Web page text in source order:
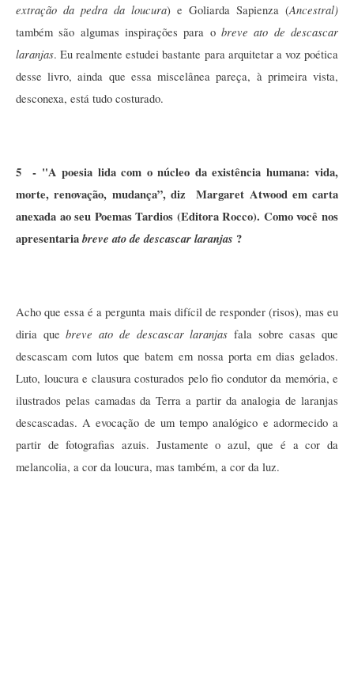
extração da pedra da loucura) e Goliarda Sapienza (
também são algumas inspirações para o breve ato de descascar
laranjas. Eu realmente estudei bastante para arquitetar a voz poética
desse livro, ainda que essa miscelânea pareça, à primeira vista,
desconexa, está tudo costurado.
5  - "A poesia lida com o núcleo da existência humana: vida,
morte, renovação, mudança”, diz  Margaret Atwood em carta
anexada ao seu Poemas Tardios (Editora Rocco). Como você nos
apresentaria breve ato de descascar laranjas ?
Acho que essa é a pergunta mais difícil de responder (risos), mas eu
diria que breve ato de descascar laranjas fala sobre casas que
descascam com lutos que batem em nossa porta em dias gelados.
Luto, loucura e clausura costurados pelo fio condutor da memória, e
ilustrados pelas camadas da Terra a partir da analogia de laranjas
descascadas. A evocação de um tempo analógico e adormecido a
partir de fotografias azuis. Justamente o azul, que é a cor da
melancolia, a cor da loucura, mas também, a cor da luz.